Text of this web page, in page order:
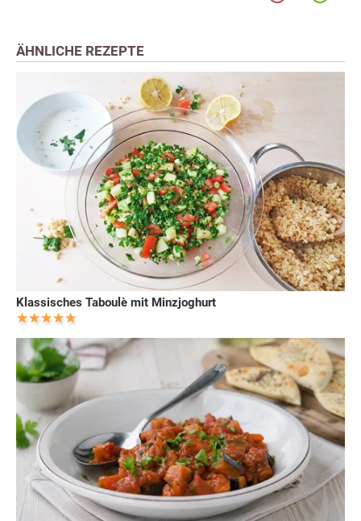
ÄHNLICHE REZEPTE
Klassisches Taboulè mit Minzjoghurt